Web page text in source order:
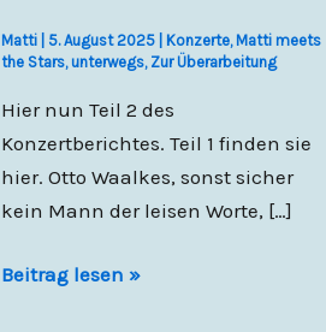
Matti 5. August 2025 Konzerte, Matti meets
the Stars, unterwegs, Zur Überarbeitung
Hier nun Teil 2 des
Konzertberichtes. Teil 1 finden sie
hier. Otto Waalkes, sonst sicher
kein Mann der leisen Worte, […]
Konzertbericht:
Beitrag lesen »